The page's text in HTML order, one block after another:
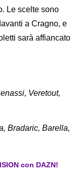
Le scelte sono
a Cragno, e
sarà affiancato
Veretout,
Bradaric, Barella,
con DAZN!